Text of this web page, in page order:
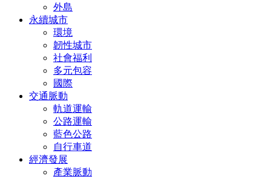
外島
永續城市
環境
韌性城市
社會福利
多元包容
國際
交通脈動
軌道運輸
公路運輸
藍色公路
自行車道
經濟發展
產業脈動